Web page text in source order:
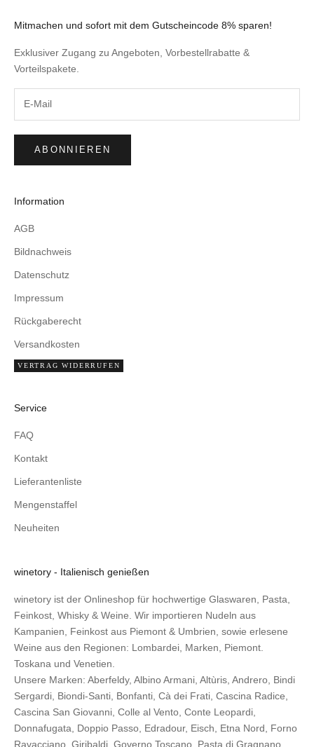
Mitmachen und sofort mit dem Gutscheincode 8% sparen!
Exklusiver Zugang zu Angeboten, Vorbestellrabatte &
Vorteilspakete.
ABONNIEREN
Information
AGB
Bildnachweis
Datenschutz
Impressum
Rückgaberecht
Versandkosten
VERTRAG WIDERRUFEN
Service
FAQ
Kontakt
Lieferantenliste
Mengenstaffel
Neuheiten
winetory - Italienisch genießen
winetory ist der Onlineshop für hochwertige Glaswaren, Pasta,
Feinkost, Whisky & Weine. Wir importieren Nudeln aus
Kampanien, Feinkost aus Piemont & Umbrien, sowie erlesene
Weine aus den Regionen: Lombardei, Marken, Piemont.
Toskana und Venetien.
Unsere Marken: Aberfeldy, Albino Armani Altùris Andrero Bindi
Sergardi Biondi-Santi Bonfanti Cà dei Frati Cascina Radice
Cascina San Giovanni Colle al Vento Conte Leopardi
Donnafugata
Doppio Passo Edradour, Eisch Etna Nord
Forno
Ravacciano Giribaldi Governo Toscano Pasta di Gragnano